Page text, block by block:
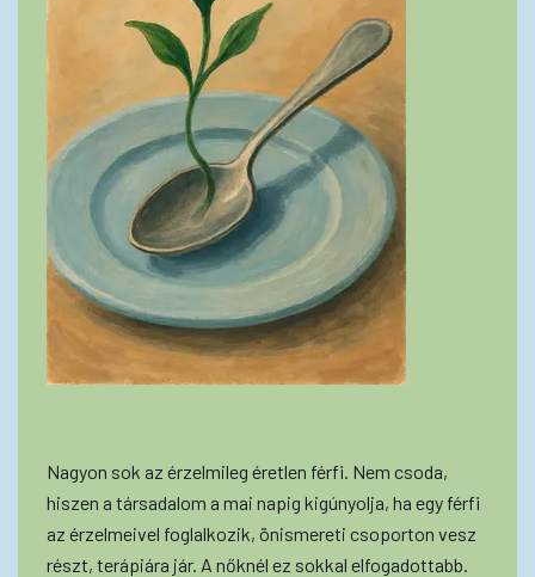
Nagyon sok az érzelmileg éretlen férfi. Nem csoda,
hiszen a társadalom a mai napig kigúnyolja, ha egy férfi
az érzelmeivel foglalkozik, önismereti csoporton vesz
részt, terápiára jár. A nőknél ez sokkal elfogadottabb.